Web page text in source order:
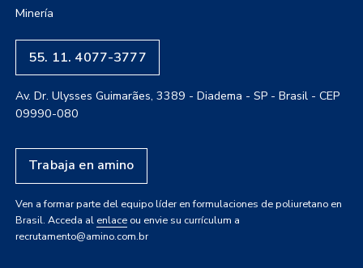
Minería
55. 11. 4077-3777
Av. Dr. Ulysses Guimarães, 3389 - Diadema - SP - Brasil - CEP
09990-080
Trabaja en amino
Ven a formar parte del equipo líder en formulaciones de poliuretano en
Brasil. Acceda al enlace ou envie su currículum a
recrutamento@amino.com.br